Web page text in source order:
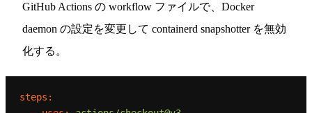
GitHub Actions の workflow ファイルで、Docker
daemon の設定を変更して containerd snapshotter を無効
化する。
steps: